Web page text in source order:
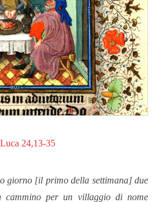
24,13-35
giorno [il primo della settimana] due
cammino per un villaggio di nome